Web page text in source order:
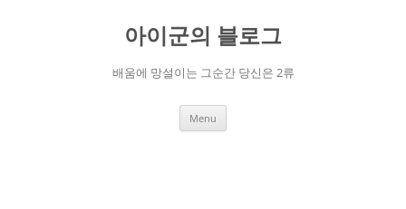
아이군의 블로그
배움에 망설이는 그순간 당신은 2류
Menu